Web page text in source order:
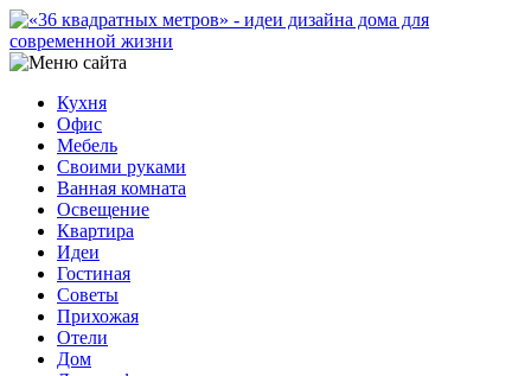
Кухня
Офис
Мебель
Своими руками
Ванная комната
Освещение
Квартира
Идеи
Гостиная
Советы
Прихожая
Отели
Дом